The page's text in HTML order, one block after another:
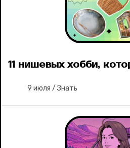
11 нишевых хобби,
9 июля / Знать